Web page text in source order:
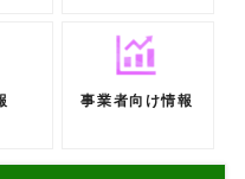
事業者向け情報